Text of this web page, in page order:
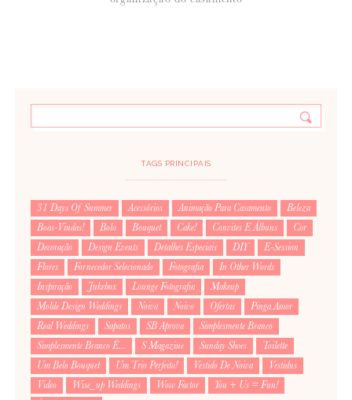
TAGS PRINCIPAIS
31 Days Of Summer Acessórios Animação Para Casamento
Beleza
Boas-Vindas!
Bolo Bouquet Cake! Convites E Álbuns
Cor
Decoração
Design Events Detalhes Especiais DIY
E-Session
Flores
Fornecedor Selecionado Fotografia
In Other Words
Inspiração
Jukebox Lounge Fotografia
Makeup
Molde Design Weddings
Noiva Noivo Ofertas
Pinga Amor
Real Weddings
Sapatos SB Aprova
Simplesmente Branco
Simplesmente Branco É...
S Magazine Sunday Shoes
Toilette
Um Belo Bouquet
Um Trio Perfeito! Vestido De Noiva
Vestidus
Video
Wise_up Weddings Wow Factor
You + Us = Fun!